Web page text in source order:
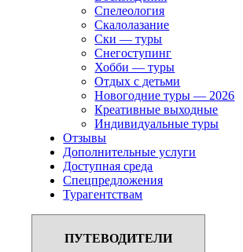
Спелеология
Скалолазание
Ски — туры
Снегоступинг
Хобби — туры
Отдых с детьми
Новогодние туры — 2026
Креативные выходные
Индивидуальные туры
Отзывы
Дополнительные услуги
Доступная среда
Спецпредложения
Турагентствам
ПУТЕВОДИТЕЛИ